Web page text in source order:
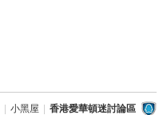
小黑屋 香港愛華頓迷討論區